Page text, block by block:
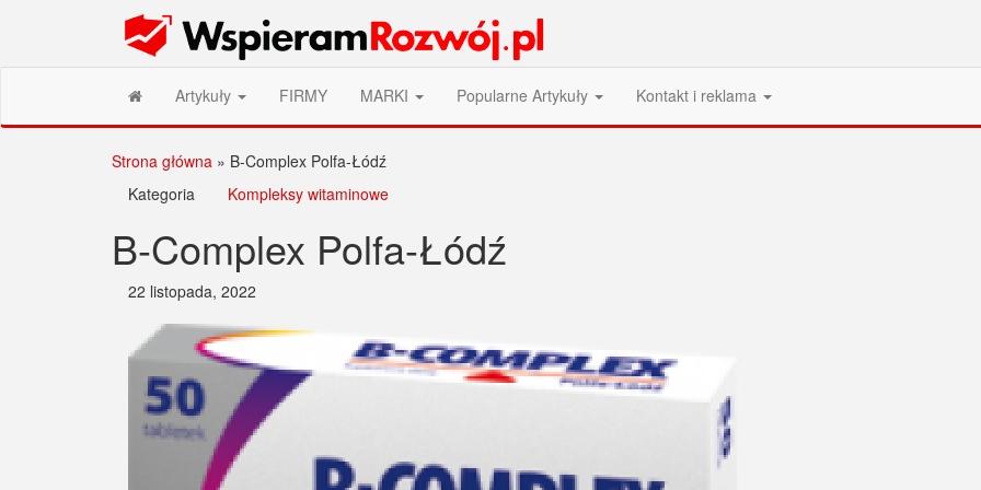
Wspieram Rozwój PL
Artykuły FIRMY MARKI Popularne Artykuły Kontakt i reklama
Strona główna » B-Complex Polfa-Łódź
Kategoria
Kompleksy witaminowe
B-Complex Polfa-Łódź
22 listopada, 2022